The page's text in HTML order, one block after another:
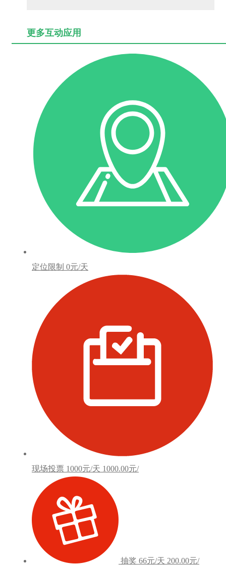
更多互动应用
定位限制 0元/天
现场投票 1000元/天 1000.00元/
抽奖 66元/天 200.00元/